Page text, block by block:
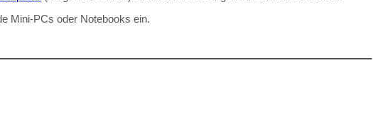
Mini-PCs oder Notebooks ein.